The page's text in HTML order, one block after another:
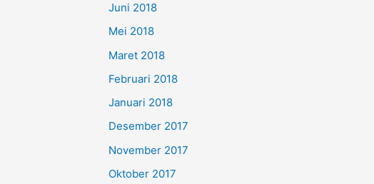
Juni 2018
Mei 2018
Maret 2018
Februari 2018
Januari 2018
Desember 2017
November 2017
Oktober 2017